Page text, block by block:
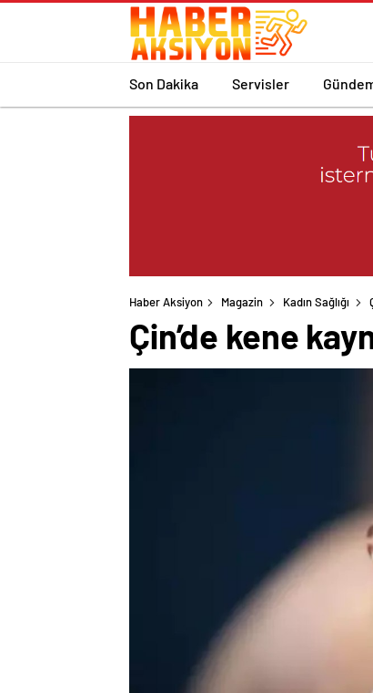
Son Dakika Servisler
Haber Aksiyon Magazin Kadın Sağlığı
Çin’de kene